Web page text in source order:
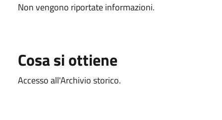
Non vengono riportate informazioni.
Cosa si ottiene
Accesso all'Archivio storico.